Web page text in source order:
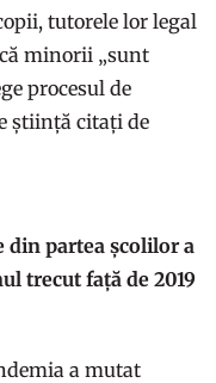
tutorele lor legal
minorii „sunt
procesul de
știință citați de
din partea școlilor a
trecut față de 2019
a mutat